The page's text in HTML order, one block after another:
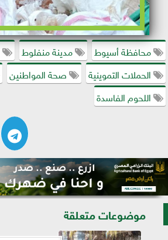
محافظة أسيوط مدينة منفلوط
الحملات التموينية
صحة المواطنين
اللحوم الفاسدة
موضوعات متعلقة